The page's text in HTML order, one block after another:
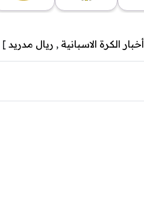
أخبار الكرة الاسبانية , ريال مدريد ]